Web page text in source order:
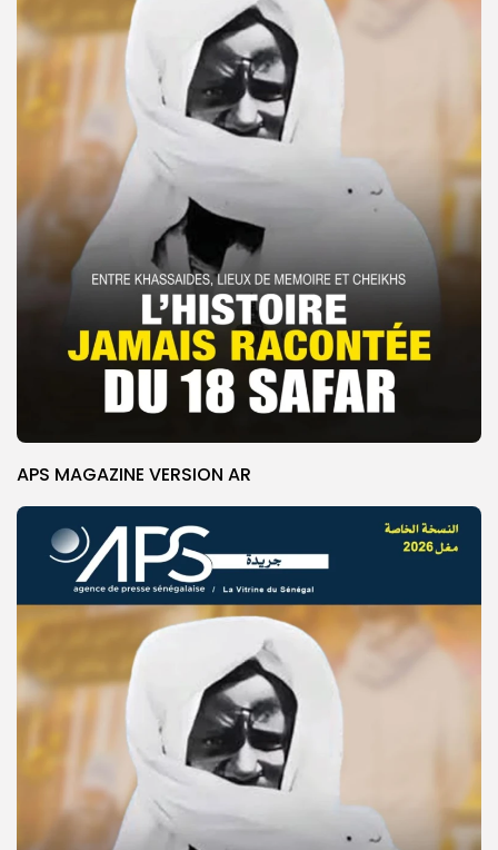
APS MAGAZINE VERSION AR